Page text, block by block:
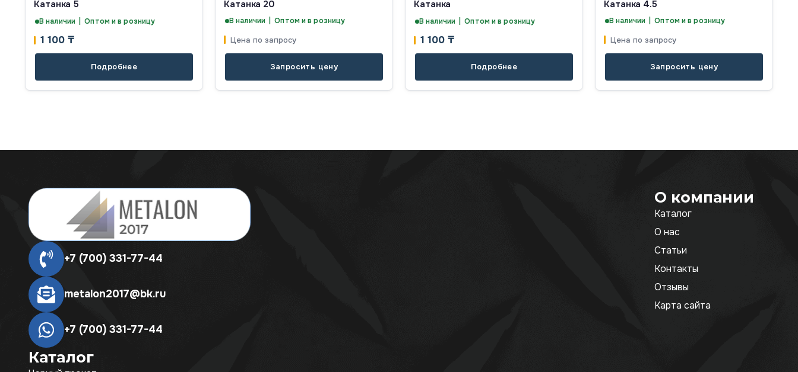
Катанка 5
В наличии | Оптом и в розницу
1 100 ₸
Подробнее
Катанка 20
В наличии | Оптом и в розницу
Цена по запросу
Запросить цену
Катанка
В наличии | Оптом и в розницу
1 100 ₸
Подробнее
Катанка 4.5
В наличии | Оптом и в розницу
Цена по запросу
Запросить цену
+7 (700) 331-77-44
metalon2017@bk.ru
+7 (700) 331-77-44
Каталог
О компании
Каталог
О нас
Статьи
Контакты
Отзывы
Карта сайта